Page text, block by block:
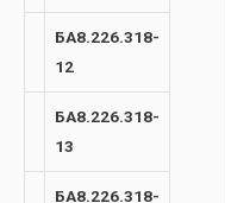
БА8.226.318-
12
БА8.226.318-
13
БА8.226.318-